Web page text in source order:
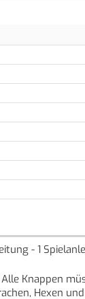
- 1
Knappen
Hexen